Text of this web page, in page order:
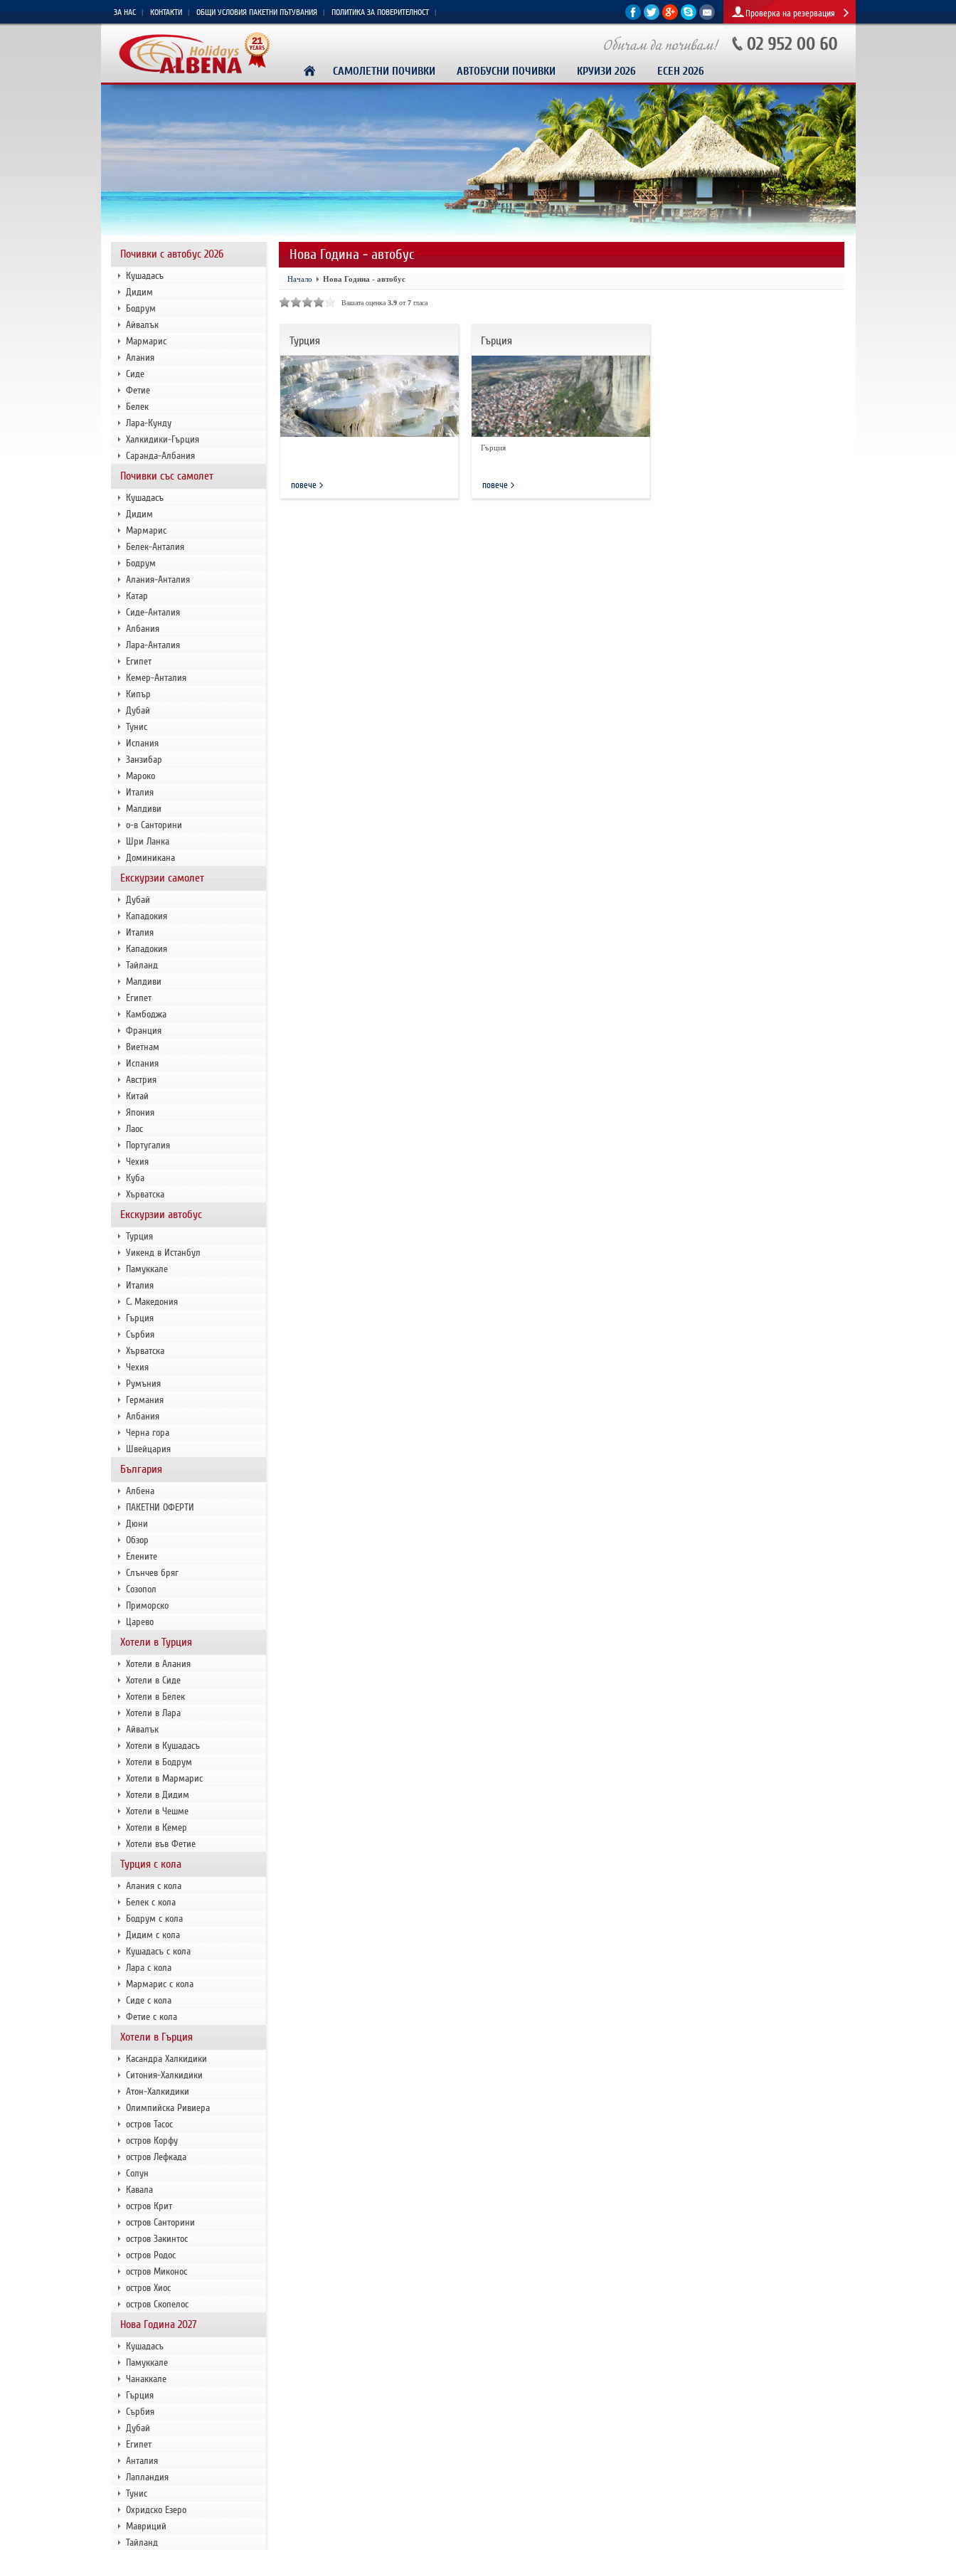
ЗА НАС КОНТАКТИ ОБЩИ УСЛОВИЯ ПАКЕТНИ ПЪТУВАНИЯ ПОЛИТИКА ЗА ПОВЕРИТЕЛНОСТ Проверка на резервация
САМОЛЕТНИ ПОЧИВКИ АВТОБУСНИ ПОЧИВКИ КРУИЗИ 2026 ЕСЕН 2026
Почивки с автобус 2026
Кушадасъ
Дидим
Бодрум
Айвалък
Мармарис
Алания
Сиде
Фетие
Белек
Лара-Кунду
Халкидики-Гърция
Саранда-Албания
Почивки със самолет
Кушадасъ
Дидим
Мармарис
Белек-Анталия
Бодрум
Алания-Анталия
Катар
Сиде-Анталия
Албания
Лара-Анталия
Египет
Кемер-Анталия
Кипър
Дубай
Тунис
Испания
Занзибар
Мароко
Италия
Малдиви
о-в Санторини
Шри Ланка
Доминикана
Екскурзии самолет
Дубай
Кападокия
Италия
Кападокия
Тайланд
Малдиви
Египет
Камбоджа
Франция
Виетнам
Испания
Австрия
Китай
Япония
Лаос
Португалия
Чехия
Куба
Хърватска
Екскурзии автобус
Турция
Уикенд в Истанбул
Памуккале
Италия
С. Македония
Гърция
Сърбия
Хърватска
Чехия
Румъния
Германия
Албания
Черна гора
Швейцария
България
Албена
ПАКЕТНИ ОФЕРТИ
Дюни
Обзор
Елените
Слънчев бряг
Созопол
Приморско
Царево
Хотели в Турция
Хотели в Алания
Хотели в Сиде
Хотели в Белек
Хотели в Лара
Айвалък
Хотели в Кушадасъ
Хотели в Бодрум
Хотели в Мармарис
Хотели в Дидим
Хотели в Чешме
Хотели в Кемер
Хотели във Фетие
Турция с кола
Алания с кола
Белек с кола
Бодрум с кола
Дидим с кола
Кушадасъ с кола
Лара с кола
Мармарис с кола
Сиде с кола
Фетие с кола
Хотели в Гърция
Касандра Халкидики
Ситония-Халкидики
Атон-Халкидики
Олимпийска Ривиера
остров Тасос
остров Корфу
остров Лефкада
Солун
Кавала
остров Крит
остров Санторини
остров Закинтос
остров Родос
остров Миконос
остров Хиос
остров Скопелос
Нова Година 2027
Кушадасъ
Памуккале
Чанаккале
Гърция
Сърбия
Дубай
Египет
Анталия
Лапландия
Тунис
Охридско Езеро
Мавриций
Тайланд
Нова Година - автобус
Начало Нова Година - автобус
Вашата оценка 3.9от7гласа
Турция
повече
Гърция
Гърция
повече